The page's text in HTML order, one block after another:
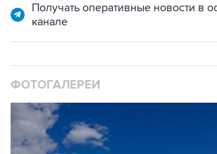
Получать оперативные новости в
канале
ФОТОГАЛЕРЕИ